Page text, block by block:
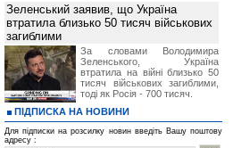
Зеленський заявив, що Україна
втратила близько 50 тисяч військових
загиблими
За словами Володимира
Зеленського, Україна
втратила на війні близько 50
тисяч військових загиблими,
тоді як Росія - 700 тисяч.
ПІДПИСКА НА НОВИНИ
Для підписки на розсилку новин введіть Вашу поштову
адресу :